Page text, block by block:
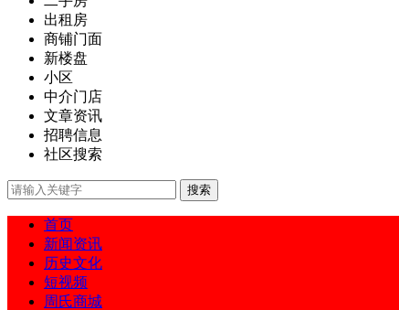
出租房
商铺门面
新楼盘
小区
中介门店
文章资讯
招聘信息
社区搜索
首页
新闻资讯
历史文化
短视频
周氏商城